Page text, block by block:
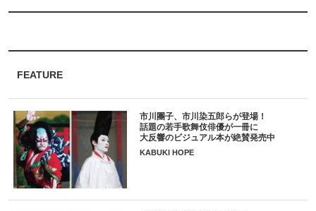
FEATURE
市川團子、市川染五郎らが登場！
話題の若手歌舞伎俳優が一冊に
大反響のビジュアル本が絶賛発売中
KABUKI HOPE